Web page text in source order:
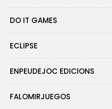
DO IT GAMES
ECLIPSE
ENPEUDEJOC EDICIONS
FALOMIRJUEGOS